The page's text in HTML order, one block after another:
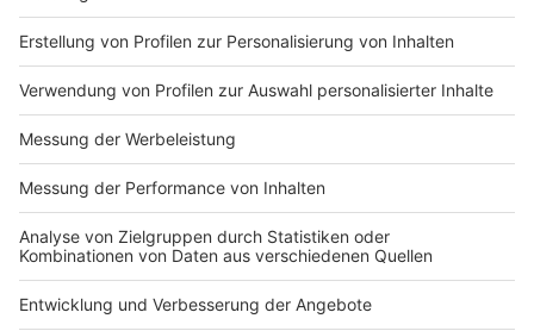
Impressum
Nutzungsbedingungen
Jobs
Presse
Kontakt
Studio-Hotline
Verkehrs-Hotline
Newsletter